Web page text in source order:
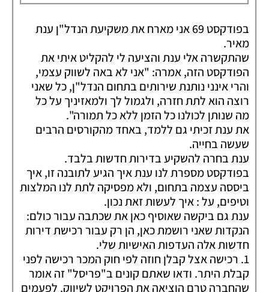
בפודקסט 69 אני מארח את משקיעת הנדל"ן ענת
מאיר.
שהתקשרה אלי ענת והציעה לי להקליט איתי את
הפודקסט הזה, אמרה: "אני לא באה לשווק עצמי,
והרי אינני נותנת שירותים בתחום הנדל"ן, כל שאני
רוצה הוא לתת חזרה, ולגמול לך ולמאזיניך על כל
מה שנותן לכולנו כל הזמן ללא כל תמורה".
את ענת זכיתי גם ללמד, באחד מהקורסים הרבים
שעשה בחייה.
ענת בחרה להשקיע בדירות חדשות בלבד.
בפודקסט מספרת לנו ענת איך הגיע לתובנה זו, איך
ביססה עצמה בתחום, ולא מפסיקה לתת לנו המלצות
וטיפים, על : איך לעשות זאת נכון.
ענת גם ביקשה שאוסיף כאן את שכתבה עבור כולם:
הנקדות שאני רושמת כאן, הן רק עבור רכישת דירות
חדשות אלה העדפות האישיות שלי.
1. רכישה אצל קבלן חוזה לפי חוק המכר רכישה לפני
קבלת היתר. ודאו שאתם קונים ב"פריסל" זה אומר
שהחברה טרם הוציאה את הפרויקט לשיווק. לפעמים